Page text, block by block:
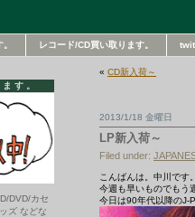
レコード/CD買い取ります。
« CD新入荷～
2013/1/18 金曜日
LP新入荷～
Filed under:
こんばんは。中川です。
今週も早いものでもう
今日は90年代以降のJ-
す。
DVD/カセ
ズ などな